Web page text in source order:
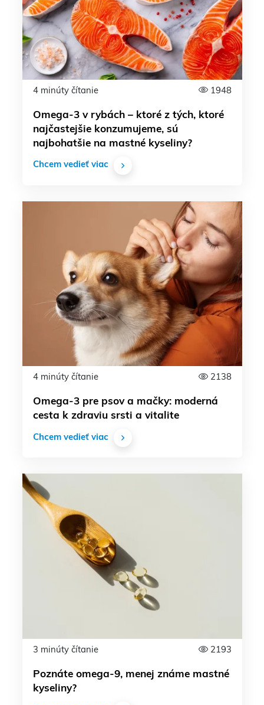
4 minúty čítanie 1948
Omega-3 v rybách – ktoré z tých, ktoré
najčastejšie konzumujeme, sú
najbohatšie na mastné kyseliny?
Chcem vedieť viac
4 minúty čítanie 2138
Omega-3 pre psov a mačky: moderná
cesta k zdraviu srsti a vitalite
Chcem vedieť viac
3 minúty čítanie 2193
Poznáte omega-9, menej známe mastné
kyseliny?